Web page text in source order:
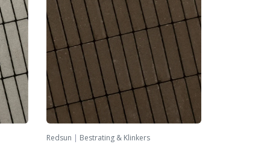
Redsun | Bestrating & Klinkers